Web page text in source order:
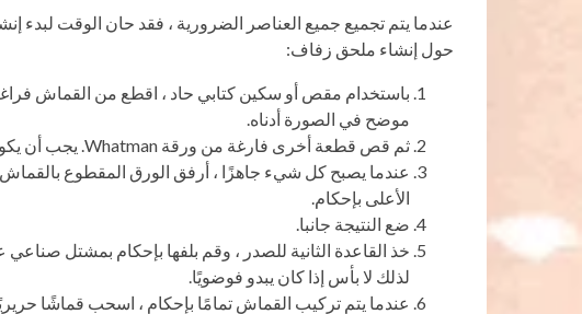
عندما يتم تجميع جميع العناصر الضرورية ، فقد حان الوقت
حول إنشاء ملحق زفاف:
باستخدام مقص أو سكين كتابي حاد ، اقطع من القماش
موضح في الصورة أدناه.
ثم قص قطعة أخرى فارغة من ورقة Whatman. يجب أن يكون أكبر 3 ملم عند الحواف لتغطية عرض اللوحة..
عندما يصبح كل شيء جاهزًا ، أرفق الورق المقطوع
الأعلى بإحكام.
ضع النتيجة جانبا.
خذ القاعدة الثانية للصدر ، وقم بلفها بإحكام بمشتل
لذلك لا بأس إذا كان يبدو فوضويًا.
عندما يتم تركيب القماش تمامًا بإحكام ، اسحب قماشًا